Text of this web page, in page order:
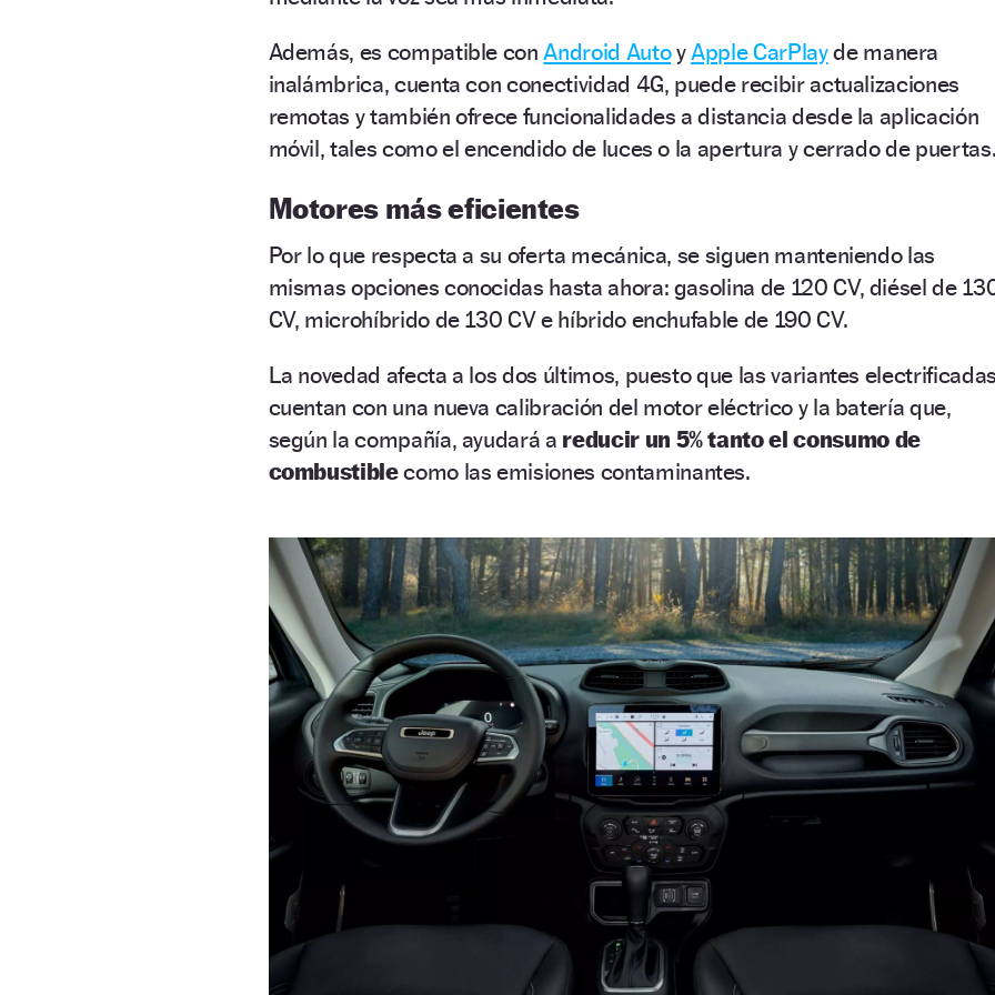
Además, es compatible con Android Autoy Apple CarPlayde manera
inalámbrica, cuenta con conectividad 4G, puede recibir actualizaciones
remotas y también ofrece funcionalidades a distancia desde la aplicación
móvil, tales como el encendido de luces o la apertura y cerrado de puertas.
Motores más eficientes
Por lo que respecta a su oferta mecánica, se siguen manteniendo las
mismas opciones conocidas hasta ahora: gasolina de 120 CV, diésel de
CV, microhíbrido de 130 CV e híbrido enchufable de 190 CV.
La novedad afecta a los dos últimos, puesto que las variantes electrificadas
cuentan con una nueva calibración del motor eléctrico y la batería que,
según la compañía, ayudará a reducir un 5% tanto el consumo de
combustiblecomo las emisiones contaminantes.